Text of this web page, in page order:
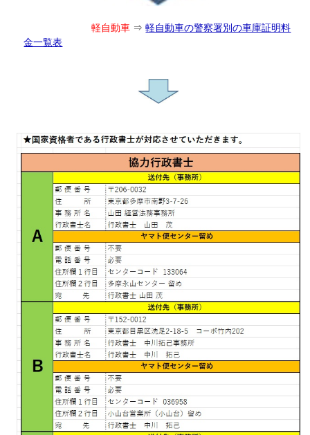
軽自動車 ⇒軽自動車の警察署別の車庫証明料
金一覧表